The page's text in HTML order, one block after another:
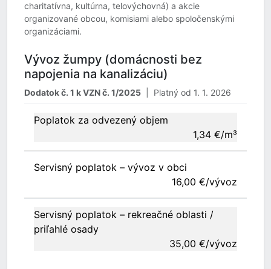
charitatívna, kultúrna, telovýchovná) a akcie
organizované obcou, komisiami alebo spoločenskými
organizáciami.
Vývoz žumpy (domácnosti bez
napojenia na kanalizáciu)
Dodatok č. 1 k VZN č. 1/2025 | Platný od 1. 1. 2026
Poplatok za odvezený objem
1,34 €/m³
Servisný poplatok – vývoz v obci
16,00 €/vývoz
Servisný poplatok – rekreačné oblasti /
priľahlé osady
35,00 €/vývoz